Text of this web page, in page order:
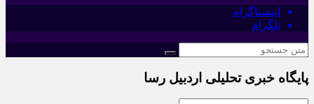
اینستاگرام
تلگرام
پایگاه خبری تحلیلی اردبیل رسا